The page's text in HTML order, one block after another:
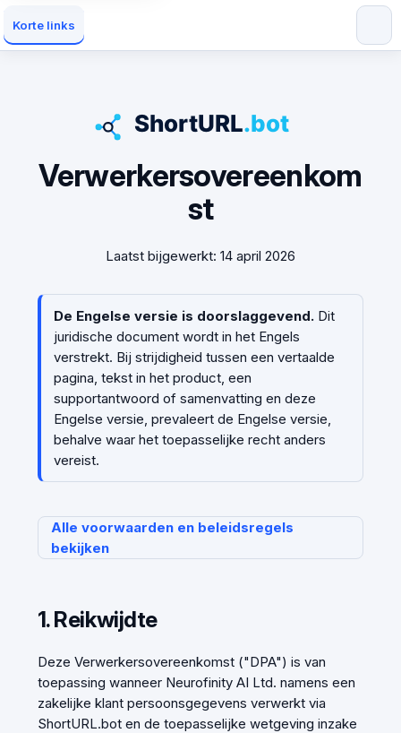
Korte links
Verwerkersovereenkom
st
Laatst bijgewerkt: 14 april 2026
De Engelse versie is doorslaggevend.Dit
juridische document wordt in het Engels
verstrekt. Bij strijdigheid tussen een vertaalde
pagina, tekst in het product, een
supportantwoord of samenvatting en deze
Engelse versie, prevaleert de Engelse versie,
behalve waar het toepasselijke recht anders
vereist.
Alle voorwaarden en beleidsregels
bekijken
1. Reikwijdte
Deze Verwerkersovereenkomst ("DPA") is van
toepassing wanneer Neurofinity AI Ltd. namens een
zakelijke klant persoonsgegevens verwerkt via
ShortURL.bot en de toepasselijke wetgeving inzake